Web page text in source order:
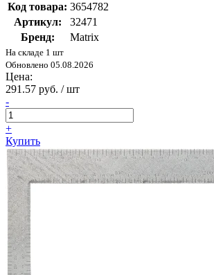
Код товара: 3654782
Артикул:
32471
Бренд:
Matrix
На складе 1 шт
Обновлено 05.08.2026
Цена:
291.57 руб. / шт
-
+
Купить